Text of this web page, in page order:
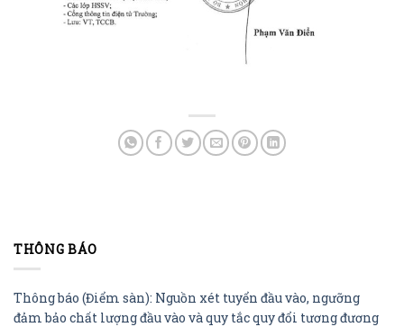
THÔNG BÁO
Thông báo (Điểm sàn): Nguồn xét tuyển đầu vào, ngưỡng
đảm bảo chất lượng đầu vào và quy tắc quy đổi tương đương